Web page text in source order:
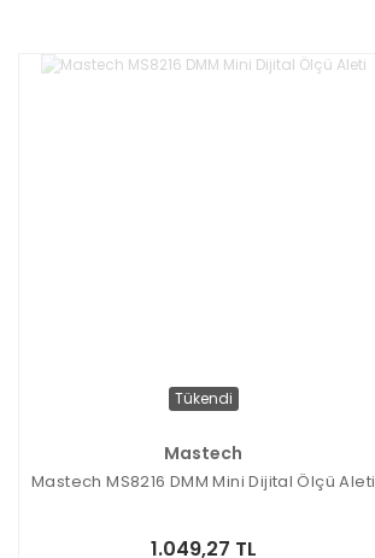
Tükendi
Mastech
Mastech MS8216 DMM Mini Dijital Ölçü Aleti
1.049,27 TL